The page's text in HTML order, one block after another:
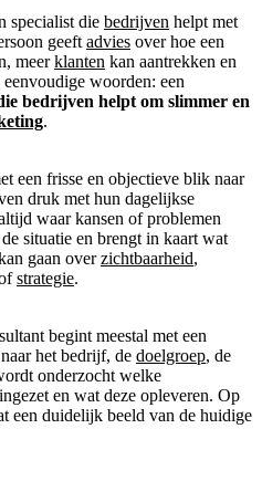
specialist die bedrijven helpt met
geeft advies over hoe een
meerklanten kan aantrekken en
woorden: een
bedrijven helpt om slimmer en
.
een frisse en objectieve blik naar
druk met hun dagelijkse
waar kansen of problemen
situatie en brengt in kaart wat
gaan overzichtbaarheid,
strategie.
begint meestal met een
het bedrijf, de doelgroep, de
onderzocht welke
en wat deze opleveren. Op
een duidelijk beeld van de huidige